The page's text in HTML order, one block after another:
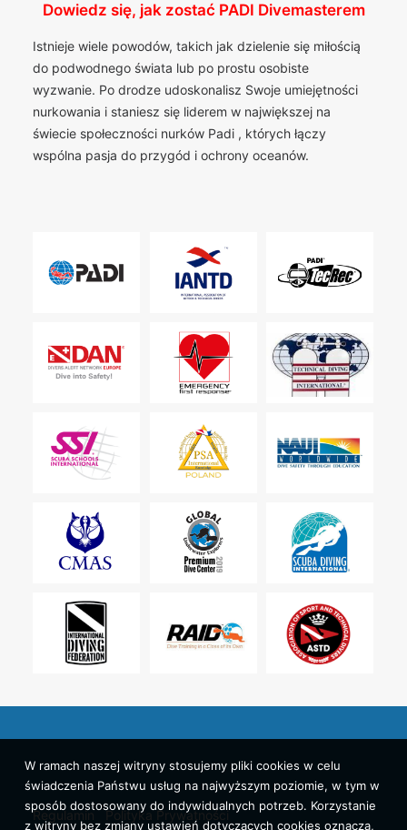
Dowiedz się, jak zostać PADI Divemasterem
Istnieje wiele powodów, takich jak dzielenie się miłością
do podwodnego świata lub po prostu osobiste
wyzwanie. Po drodze udoskonalisz Swoje umiejętności
nurkowania i staniesz się liderem w największej na
świecie społeczności nurków Padi , których łączy
wspólna pasja do przygód i ochrony oceanów.
Regulamin Polityka Prywatności
W ramach naszej witryny stosujemy pliki cookies w celu
świadczenia Państwu usług na najwyższym poziomie, w tym w
sposób dostosowany do indywidualnych potrzeb. Korzystanie
z witryny bez zmiany ustawień dotyczących cookies oznacza,